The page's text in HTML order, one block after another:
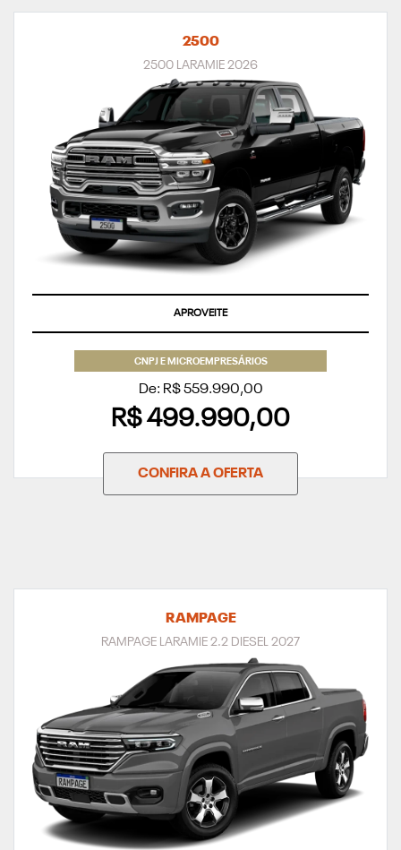
2500
2500 LARAMIE 2026
APROVEITE
CNPJ E MICROEMPRESÁRIOS
De: R$ 559.990,00
R$ 499.990,00
CONFIRA A OFERTA
RAMPAGE
RAMPAGE LARAMIE 2.2 DIESEL 2027